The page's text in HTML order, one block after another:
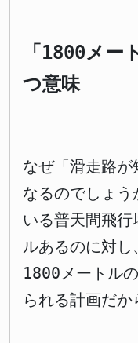
「1800メー
つ意味
なぜ「滑走路
なるのでしょ
いる普天間飛
ルあるのに対
1800メートル
られる計画だか